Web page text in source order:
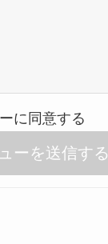
に同意する
ーを送信する